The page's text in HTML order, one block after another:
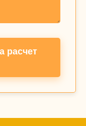
расчет